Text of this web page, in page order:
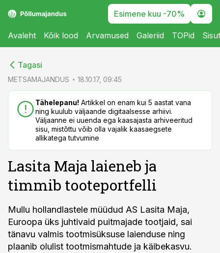
Esimene kuu -70%
Avaleht Kõik lood Arvamused Galeriid TOPid
Tagasi
METSAMAJANDUS 18.10.17, 09:45
Tähelepanu! Artikkel on enam kui 5 aastat vana
ning kuulub väljaande digitaalsesse arhiivi.
Väljaanne ei uuenda ega kaasajasta arhiveeritud
sisu, mistõttu võib olla vajalik kaasaegsete
allikatega tutvumine
Lasita Maja laieneb ja
timmib tooteportfelli
Mullu hollandlastele müüdud AS Lasita Maja,
Euroopa üks juhtivaid puitmajade tootjaid, sai
tänavu valmis tootmisüksuse laienduse ning
plaanib olulist tootmismahtude ja käibekasvu.